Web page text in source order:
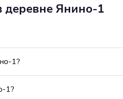
деревне Янино-1
1?
1?